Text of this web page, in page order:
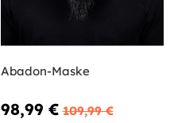
Abadon-Maske
98,99 € 109,99 €